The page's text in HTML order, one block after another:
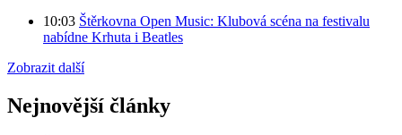
10:03 Štěrkovna Open Music: Klubová scéna na festivalu
nabídne Krhuta i Beatles
Zobrazit další
Nejnovější články